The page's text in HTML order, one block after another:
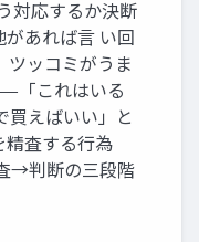
対応するか決断
あれば言 い回
ツッコミがうま
「これはいる
買えばいい」と
精査する行為
→判断の三段階